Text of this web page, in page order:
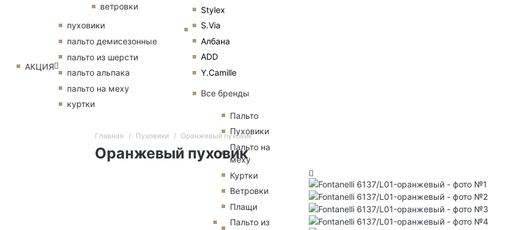
Stylex
S.Via
Албана
ADD
Y.Camille
Все бренды
Пальто
Пуховики
Пальто на
меху
Куртки
Ветровки
Плащи
Пальто из
ветровки
АКЦИЯ
пуховики
пальто демисезонные
пальто из шерсти
пальто альпака
пальто на меху
куртки
Главная Пуховики Оранжевый пуховик
Оранжевый пуховик